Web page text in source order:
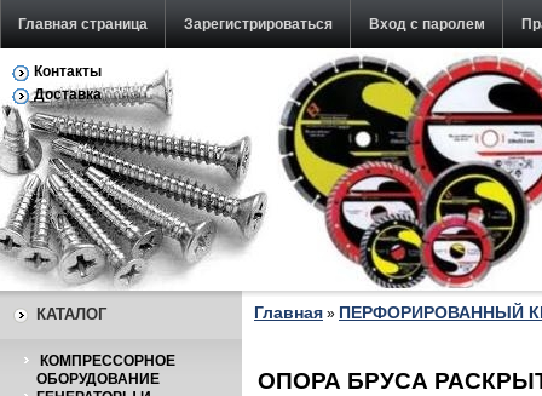
Главная страница Зарегистрироваться Вход с паролем
Обратная связь
Контакты
Доставка
КАТАЛОГ
КОМПРЕССОРНОЕ
ОБОРУДОВАНИЕ
Главная » ПЕРФОРИРОВАННЫЙ
ОПОРА БРУСА